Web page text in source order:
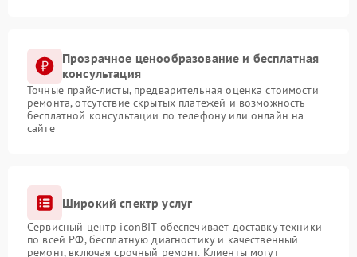
Прозрачное ценообразование и бесплатная
консультация
Точные прайс-листы, предварительная оценка стоимости
ремонта, отсутствие скрытых платежей и возможность
бесплатной консультации по телефону или онлайн на
сайте
Широкий спектр услуг
Сервисный центр iconBIT обеспечивает доставку техники
по всей РФ, бесплатную диагностику и качественный
ремонт, включая срочный ремонт. Клиенты могут